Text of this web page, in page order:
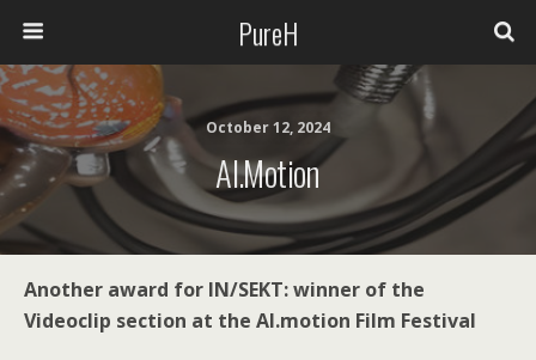
PureH
October 12, 2024
AI.motion
Another award for IN/SEKT: winner of the
Videoclip section at the AI.motion Film Festival